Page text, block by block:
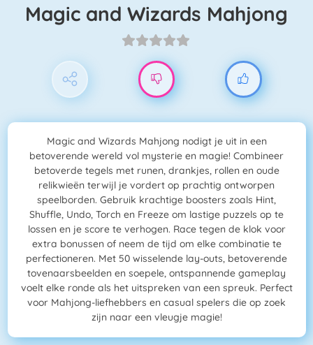
Magic and Wizards Mahjong
Magic and Wizards Mahjong nodigt je uit in een
betoverende wereld vol mysterie en magie! Combineer
betoverde tegels met runen, drankjes, rollen en oude
relikwieën terwijl je vordert op prachtig ontworpen
speelborden. Gebruik krachtige boosters zoals Hint,
Shuffle, Undo, Torch en Freeze om lastige puzzels op te
lossen en je score te verhogen. Race tegen de klok voor
extra bonussen of neem de tijd om elke combinatie te
perfectioneren. Met 50 wisselende lay-outs, betoverende
tovenaarsbeelden en soepele, ontspannende gameplay
voelt elke ronde als het uitspreken van een spreuk. Perfect
voor Mahjong-liefhebbers en casual spelers die op zoek
zijn naar een vleugje magie!